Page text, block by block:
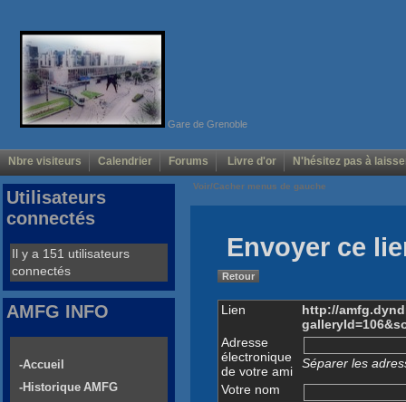
Gare de Grenoble
Nbre visiteurs Calendrier Forums Livre d'or N'hésitez pas à
Voir/Cacher menus de gauche
Envoyer ce
Retour
Lien
http://
Adresse
électronique
de votre ami
Séparer les
Votre nom
Utilisateurs
connectés
Il y a 151 utilisateurs
connectés
AMFG INFO
-Accueil
-Historique AMFG